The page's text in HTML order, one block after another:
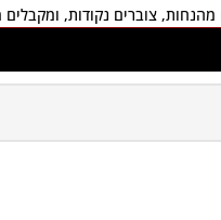
מהנחות, צוברים נקודות,
299 ₪